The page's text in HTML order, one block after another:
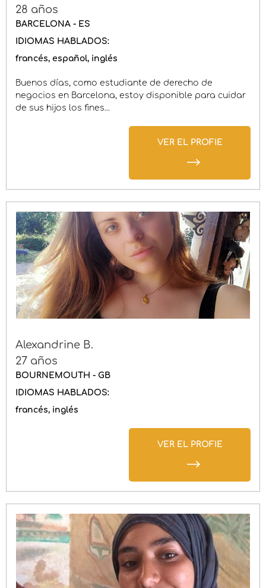
28 años
BARCELONA - ES
IDIOMAS HABLADOS:
francés español inglés
Buenos días, como estudiante de derecho de
negocios en Barcelona, estoy disponible para cuidar
de sus hijos los fines...
Alexandrine B.
27 años
BOURNEMOUTH - GB
IDIOMAS HABLADOS:
francés inglés